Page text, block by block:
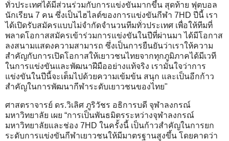
ทั่วประเทศได้มีส่วนร่วมกับการแข่งขันมากขึ้น สุดท้าย ฟุตบอล
นักเรียน 7 คน ซึ่งเป็นไฮไลต์ของการแข่งขันกีฬา 7HD ปีนี้ เรา
ได้เปิดรับสมัครแบบไม่จำกัดจำนวนทีมทั่วประเทศ เพื่อให้ทีมที่
พลาดโอกาสสมัครเข้าร่วมการแข่งขันในปีที่ผ่านมา ได้มีโอกาส
ลงสนามแสดงความสามารถ ซึ่งเป็นการยืนยันว่าเราให้ความ
สำคัญกับการเปิดโอกาสให้เยาวชนไทยจากทุกภูมิภาคได้มีเวที
ในการแข่งขันและพัฒนาฝีมืออย่างแท้จริง เรามั่นใจว่าการ
แข่งขันในปีนี้จะเต็มไปด้วยความเข้มข้น สนุก และเป็นอีกก้าว
สำคัญในการพัฒนากีฬาระดับเยาวชนของไทย"
ศาสตราจารย์ ดร.วิเลิศ ภูริวัชร อธิการบดี จุฬาลงกรณ์
มหาวิทยาลัย เผย “การเป็นพันธมิตรระหว่างจุฬาลงกรณ์
มหาวิทยาลัยและช่อง 7HD ในครั้งนี้ เป็นก้าวสำคัญในการยก
ระดับการแข่งขันกีฬาเยาวชนให้มีมาตรฐานสูงขึ้น โดยคาดว่า